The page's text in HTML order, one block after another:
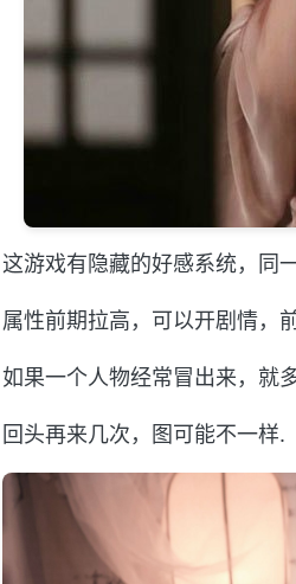
这游戏有隐藏的好感系统，同
属性前期拉高，可以开剧情，
如果一个人物经常冒出来，就
回头再来几次，图可能不一样.